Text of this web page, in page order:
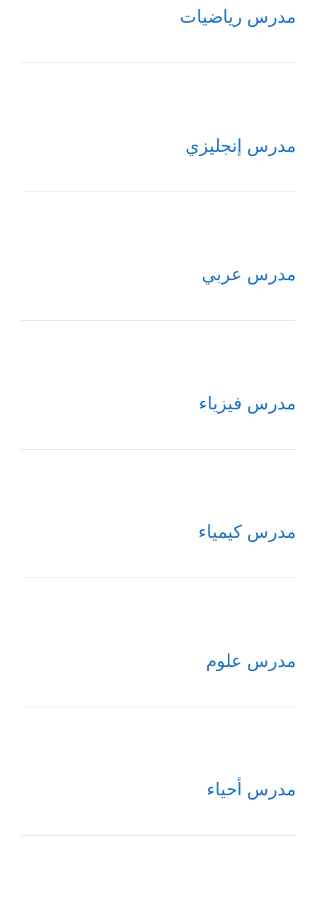
مدرس رياضيات
مدرس إنجليزي
مدرس عربي
مدرس فيزياء
مدرس كيمياء
مدرس علوم
مدرس أحياء